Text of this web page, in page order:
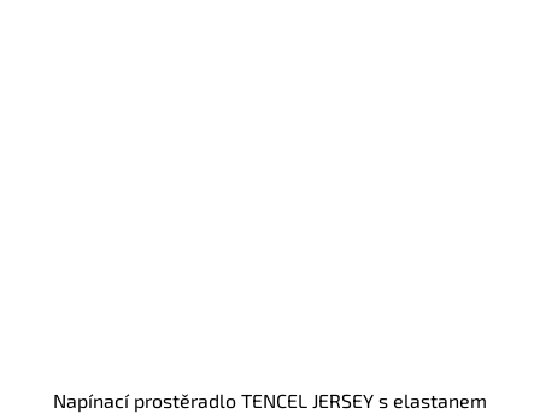
Napínací prostěradlo TENCEL JERSEY s elastanem